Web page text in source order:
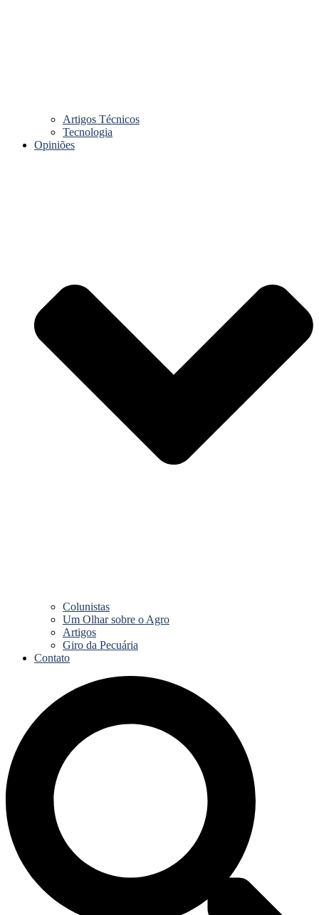
Artigos Técnicos
Tecnologia
Opiniões
Colunistas
Um Olhar sobre o Agro
Artigos
Giro da Pecuária
Contato